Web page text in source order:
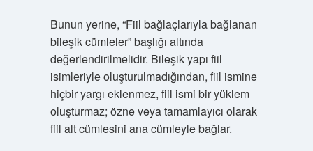
Bunun yerine, “Fiil bağlaçlarıyla bağlanan
bileşik cümleler” başlığı altında
değerlendirilmelidir. Bileşik yapı fiil
isimleriyle oluşturulmadığından, fiil ismine
hiçbir yargı eklenmez, fiil ismi bir yüklem
oluşturmaz; özne veya tamamlayıcı olarak
fiil alt cümlesini ana cümleyle bağlar.